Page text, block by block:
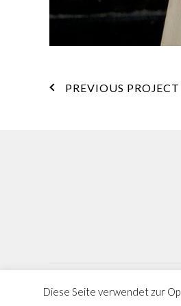
PREVIOUS PROJECT
Diese Seite verwendet zur